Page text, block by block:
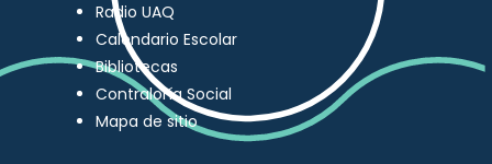
Radio UAQ
Calendario Escolar
Bibliotecas
Contraloría Social
Mapa de sitio